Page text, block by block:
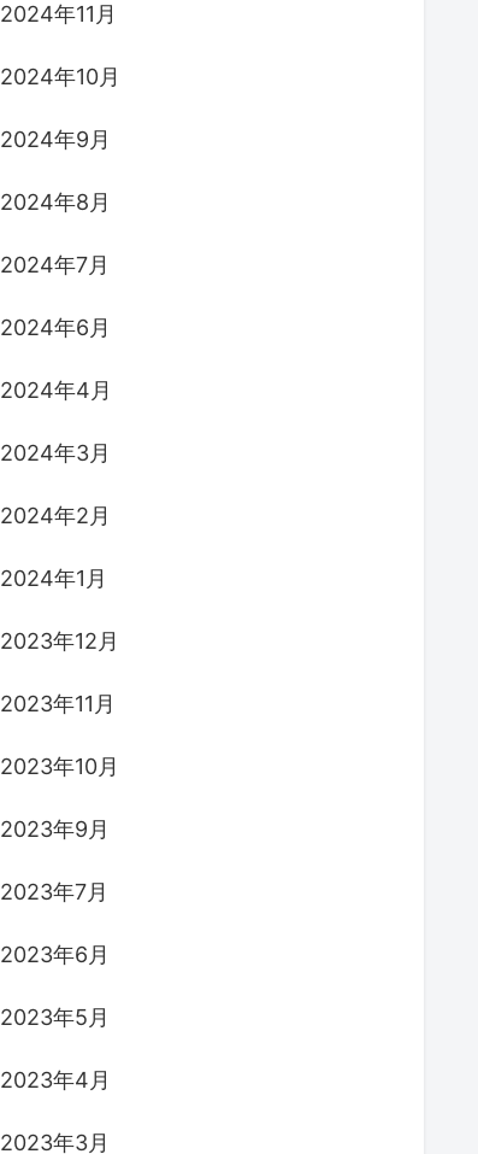
2024年11月
2024年10月
2024年9月
2024年8月
2024年7月
2024年6月
2024年4月
2024年3月
2024年2月
2024年1月
2023年12月
2023年11月
2023年10月
2023年9月
2023年7月
2023年6月
2023年5月
2023年4月
2023年3月